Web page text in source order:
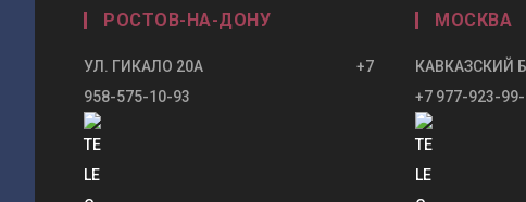
РОСТОВ-НА-ДОНУ
УЛ. ГИКАЛО 20А +7
958-575-10-93
МОСКВА
КАВКАЗСКИЙ
+7 977-923-